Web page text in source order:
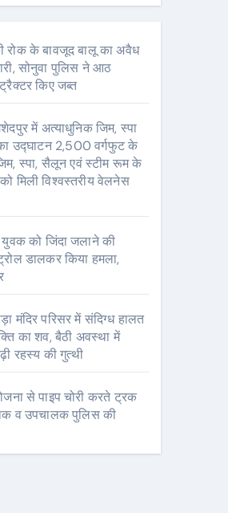
रोक के बावजूद बालू का अवैध
सोनुवा पुलिस ने आठ
किए जब्त
में अत्याधुनिक जिम, स्पा
उद्घाटन 2,500 वर्गफुट के
स्पा, सैलून एवं स्टीम रूम के
मिली विश्वस्तरीय वेलनेस
युवक को जिंदा जलाने की
डालकर किया हमला,
मंदिर परिसर में संदिग्ध हालत
का शव, बैठी अवस्था में
रहस्य की गुत्थी
से पाइप चोरी करते ट्रक
व उपचालक पुलिस की